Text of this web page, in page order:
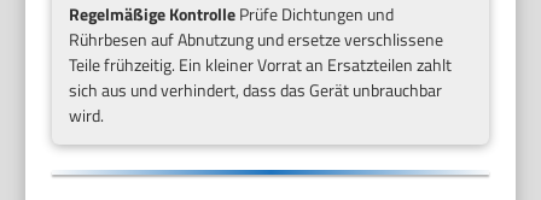
Regelmäßige KontrollePrüfe Dichtungen und
Rührbesen auf Abnutzung und ersetze verschlissene
Teile frühzeitig. Ein kleiner Vorrat an Ersatzteilen zahlt
sich aus und verhindert, dass das Gerät unbrauchbar
wird.